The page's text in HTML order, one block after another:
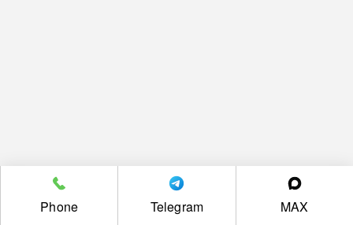
Phone Telegram MAX